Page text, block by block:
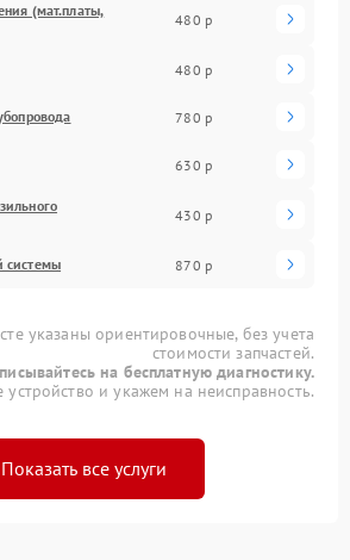
(мат.платы,
480 р
480 р
780 р
630 р
430 р
системы 870 р
указаны ориентировочные, без учета
стоимости запчастей.
на бесплатную диагностику.
и укажем на неисправность.
Показать все услуги